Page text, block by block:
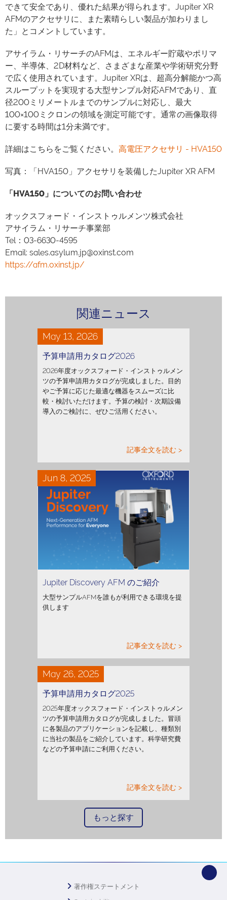
できて安全であり、優れた結果が得られます。Jupiter XR
AFMのアクセサリに、また素晴らしい製品が加わりまし
た」とコメントしています。
アサイラム・リサーチのAFMは、エネルギー貯蔵やポリマ
ー、半導体、2D材料など、さまざまな産業や学術研究分野
で広く使用されています。Jupiter XRは、超高分解能かつ高
スループットを実現する大型サンプル対応AFMであり、直
径200ミリメートルまでのサンプルに対応し、最大
100×100ミクロンの領域を測定可能です。通常の画像取得
に要する時間は1分未満です。
詳細はこちらをご覧ください。 高電圧アクセサリ - HVA150
写真：「HVA150」アクセサリを装備したJupiter XR AFM
「HVA150」についてのお問い合わせ
オックスフォード・インストゥルメンツ株式会社
アサイラム・リサーチ事業部
Tel：03-6630-4595
Email: sales.asylum.jp@oxinst.com
https://afm.oxinst.jp/
関連ニュース
May 13, 2026
予算申請用カタログ2026
2026年度オックスフォード・インストゥルメン
ツの予算申請用カタログが完成しました。目的
やご予算に応じた最適な機器をスムーズに比
較・検討いただけます。予算の検討・次期設備
導入のご検討に、ぜひご活用ください。
記事全文を読む >
Jun 8, 2025
Jupiter Discovery AFM のご紹介
大型サンプルAFMを誰もが利用できる環境を提
供します
記事全文を読む >
May 26, 2025
予算申請用カタログ2025
2025年度オックスフォード・インストゥルメン
ツの予算申請用カタログが完成しました。冒頭
に各製品のアプリケーションを記載し、種類別
に当社の製品をご紹介しています。科学研究費
などの予算申請にご利用ください。
記事全文を読む >
もっと探す
著作権ステートメント